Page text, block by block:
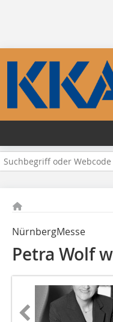
NürnbergMesse
Petra Wolf